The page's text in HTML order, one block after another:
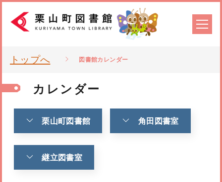
トップへ 図書館カレンダー
カレンダー
栗山町図書館 角田図書室
継立図書室